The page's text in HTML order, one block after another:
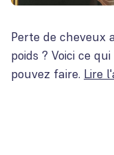
Perte de cheveux
poids ? Voici ce
pouvez faire. Lire